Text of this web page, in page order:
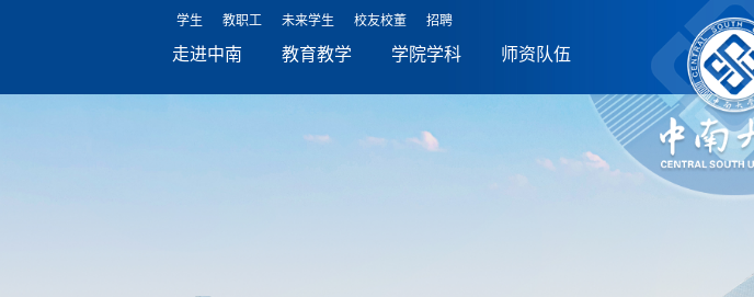
学生 教职工 未来学生 校友校董 招聘
走进中南 教育教学 学院学科 师资队伍